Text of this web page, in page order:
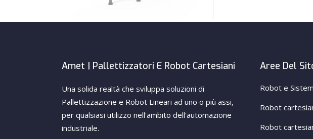
Amet | Pallettizzatori E Robot Cartesiani
Una solida realtà che sviluppa soluzioni di
Pallettizzazione e Robot Lineari ad uno o più assi,
per qualsiasi utilizzo nell'ambito dell'automazione
industriale.
Aree Del
Robot e
Robot
Robot